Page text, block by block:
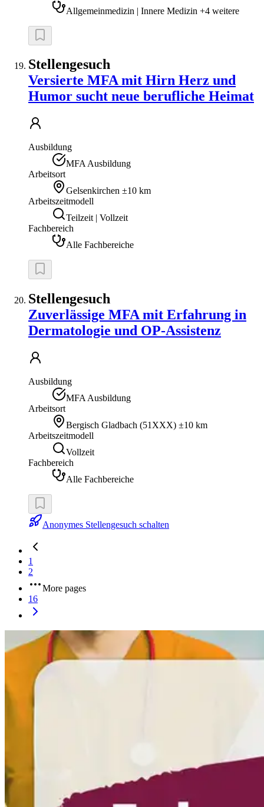
Allgemeinmedizin | Innere Medizin +4 weitere
Stellengesuch
Versierte MFA mit Hirn Herz und
Humor sucht neue berufliche Heimat
Ausbildung
MFA Ausbildung
Arbeitsort
Gelsenkirchen ±10 km
Arbeitszeitmodell
Teilzeit | Vollzeit
Fachbereich
Alle Fachbereiche
Stellengesuch
Zuverlässige MFA mit Erfahrung in
Dermatologie und OP-Assistenz
Ausbildung
MFA Ausbildung
Arbeitsort
Bergisch Gladbach (51XXX) ±10 km
Arbeitszeitmodell
Vollzeit
Fachbereich
Alle Fachbereiche
Anonymes Stellengesuch schalten
1
2
More pages
16